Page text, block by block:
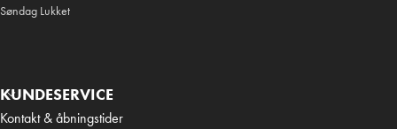
Søndag Lukket
KUNDESERVICE
Kontakt & åbningstider